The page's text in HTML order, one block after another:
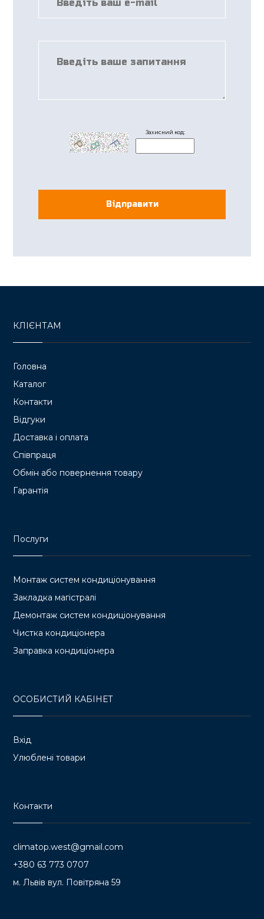
КЛІЄНТАМ
Головна
Каталог
Контакти
Відгуки
Доставка і оплата
Співпраця
Обмін або повернення товару
Гарантія
Послуги
Монтаж систем кондиціонування
Закладка магістралі
Демонтаж систем кондиціонування
Чистка кондиціонера
Заправка кондиціонера
ОСОБИСТИЙ КАБІНЕТ
Вхід
Улюблені товари
Контакти
climatop.west@gmail.com
+380 63 773 0707
м. Львів вул. Повітряна 59